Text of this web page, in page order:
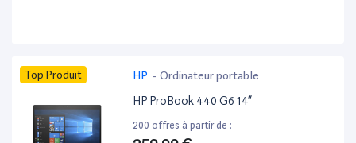
Top Produit HP - Ordinateur portable
HP ProBook 440 G6 14”
200 offres à partir de :